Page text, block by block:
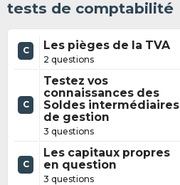
tests de comptabilité
C Les pièges de la TVA
2 questions
C
Testez vos
connaissances des
Soldes intermédiaires
de gestion
3 questions
C
Les capitaux propres
en question
3 questions